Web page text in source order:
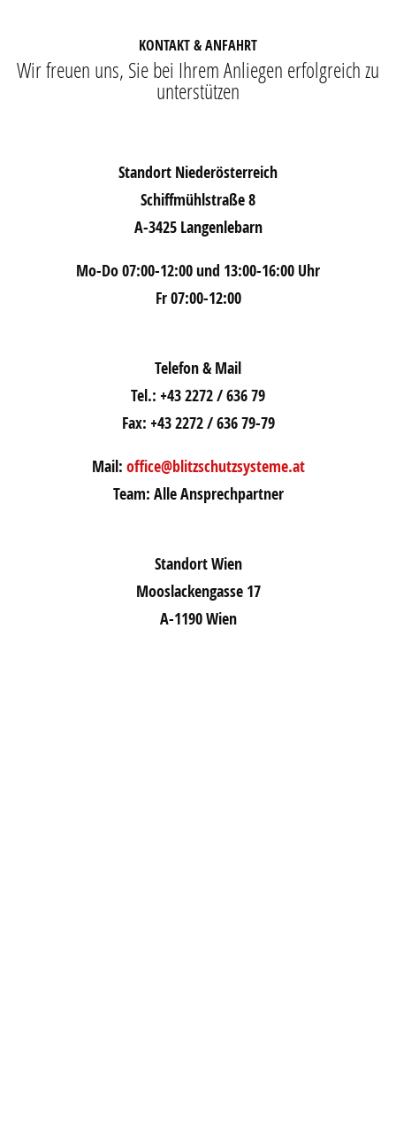
KONTAKT & ANFAHRT
Wir freuen uns, Sie bei Ihrem Anliegen erfolgreich zu
unterstützen
Standort Niederösterreich
Schiffmühlstraße 8
A-3425 Langenlebarn
Mo-Do 07:00-12:00 und 13:00-16:00 Uhr
Fr 07:00-12:00
Telefon & Mail
Tel.: +43 2272 / 636 79
Fax: +43 2272 / 636 79-79
Mail: office@blitzschutzsysteme.at
Team: Alle Ansprechpartner
Standort Wien
Mooslackengasse 17
A-1190 Wien